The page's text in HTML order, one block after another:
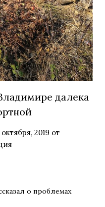
далека
октября, 2019 от
о проблемах